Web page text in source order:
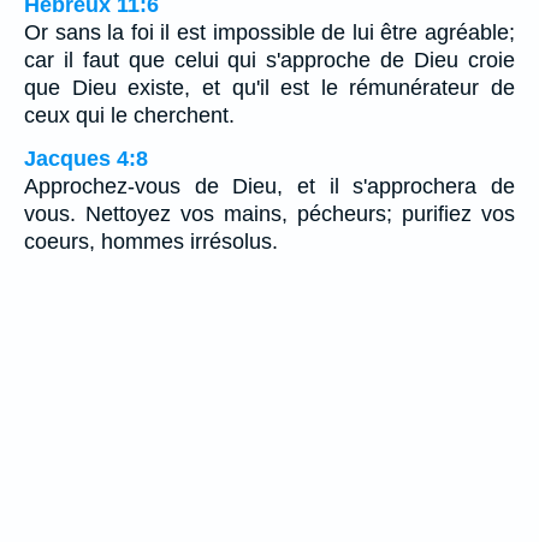
Hébreux 11:6
Or sans la foi il est impossible de lui être agréable;
car il faut que celui qui s'approche de Dieu croie
que Dieu existe, et qu'il est le rémunérateur de
ceux qui le cherchent.
Jacques 4:8
Approchez-vous de Dieu, et il s'approchera de
vous. Nettoyez vos mains, pécheurs; purifiez vos
coeurs, hommes irrésolus.